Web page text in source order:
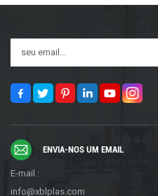
ENVIA-NOS UM EMAIL
E-mail :
info@xblplas.com